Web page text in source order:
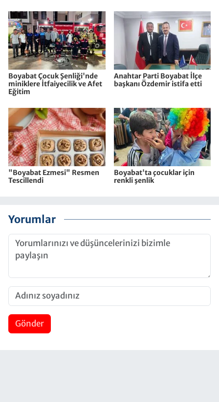
Boyabat Çocuk Şenliği'nde
miniklere İtfaiyecilik ve Afet
Eğitim
Anahtar Parti Boyabat İlçe
başkanı Özdemir istifa etti
"Boyabat Ezmesi" Resmen
Tescillendi
Boyabat'ta çocuklar için
renkli şenlik
Yorumlar
Gönder